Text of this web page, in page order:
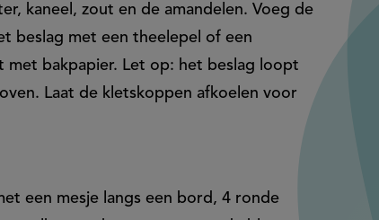
kaneel, zout en de amandelen. Voeg de
beslag met een theelepel of een
met bakpapier. Let op: het beslag loopt
Laat de kletskoppen afkoelen voor
een mesje langs een bord, 4 ronde